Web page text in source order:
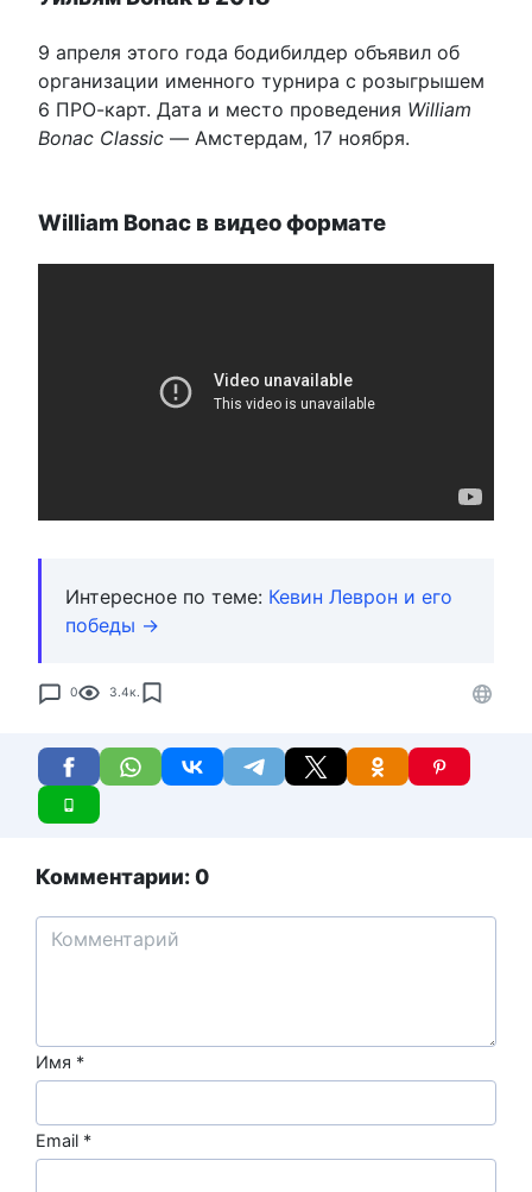
9 апреля этого года бодибилдер объявил об
организации именного турнира с розыгрышем
6 ПРО-карт. Дата и место проведения William
Bonac Classic — Амстердам, 17 ноября.
William Bonac в видео формате
Интересное по теме: Кевин Леврон и его
победы →
0 3.4к.
Комментарии: 0
Имя *
Email *